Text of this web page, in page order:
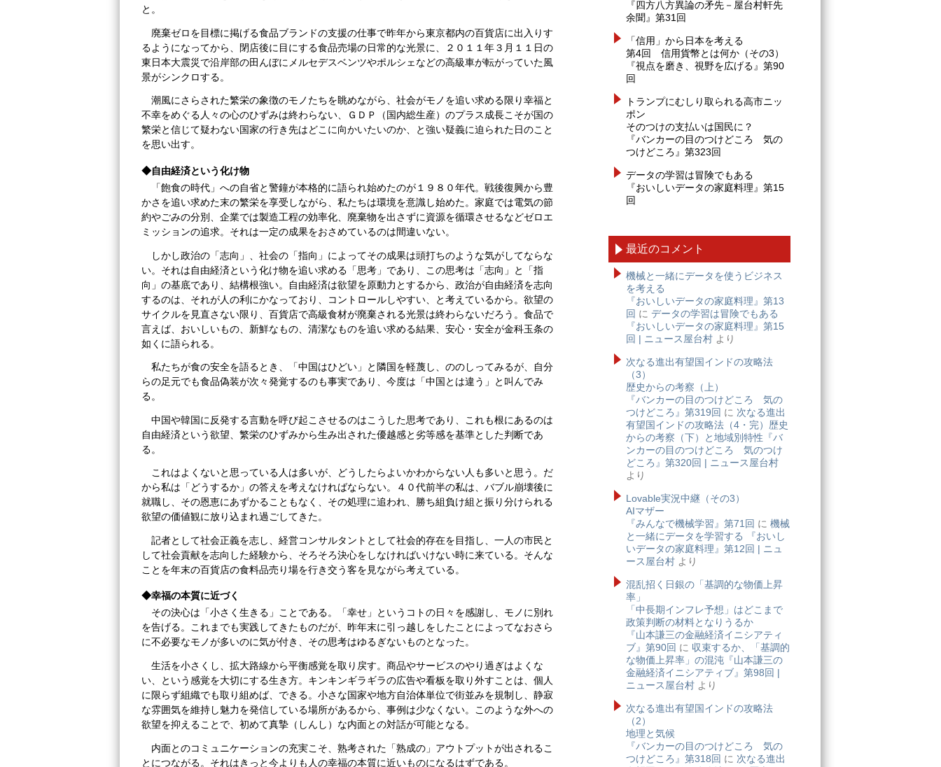
と。
廃棄ゼロを目標に掲げる食品ブランドの支援の仕事で昨年から東京都内の百貨店に出入りす
るようになってから、閉店後に目にする食品売場の日常的な光景に、２０１１年３月１１日の
東日本大震災で沿岸部の田んぼにメルセデスベンツやポルシェなどの高級車が転がっていた風
景がシンクロする。
潮風にさらされた繁栄の象徴のモノたちを眺めながら、社会がモノを追い求める限り幸福と
不幸をめぐる人々の心のひずみは終わらない、ＧＤＰ（国内総生産）のプラス成長こそが国の
繁栄と信じて疑わない国家の行き先はどこに向かいたいのか、と強い疑義に迫られた日のこと
を思い出す。
◆自由経済という化け物
「飽食の時代」への自省と警鐘が本格的に語られ始めたのが１９８０年代。戦後復興から豊
かさを追い求めた末の繁栄を享受しながら、私たちは環境を意識し始めた。家庭では電気の節
約やごみの分別、企業では製造工程の効率化、廃棄物を出さずに資源を循環させるなどゼロエ
ミッションの追求。それは一定の成果をおさめているのは間違いない。
しかし政治の「志向」、社会の「指向」によってその成果は頭打ちのような気がしてならな
い。それは自由経済という化け物を追い求める「思考」であり、この思考は「志向」と「指
向」の基底であり、結構根強い。自由経済は欲望を原動力とするから、政治が自由経済を志向
するのは、それが人の利にかなっており、コントロールしやすい、と考えているから。欲望の
サイクルを見直さない限り、百貨店で高級食材が廃棄される光景は終わらないだろう。食品で
言えば、おいしいもの、新鮮なもの、清潔なものを追い求める結果、安心・安全が金科玉条の
如くに語られる。
私たちが食の安全を語るとき、「中国はひどい」と隣国を軽蔑し、ののしってみるが、自分
らの足元でも食品偽装が次々発覚するのも事実であり、今度は「中国とは違う」と叫んでみ
る。
中国や韓国に反発する言動を呼び起こさせるのはこうした思考であり、これも根にあるのは
自由経済という欲望、繁栄のひずみから生み出された優越感と劣等感を基準とした判断であ
る。
これはよくないと思っている人は多いが、どうしたらよいかわからない人も多いと思う。だ
から私は「どうするか」の答えを考えなければならない。４０代前半の私は、バブル崩壊後に
就職し、その恩恵にあずかることもなく、その処理に追われ、勝ち組負け組と振り分けられる
欲望の価値観に放り込まれ過ごしてきた。
記者として社会正義を志し、経営コンサルタントとして社会的存在を目指し、一人の市民と
して社会貢献を志向した経験から、そろそろ決心をしなければいけない時に来ている。そんな
ことを年末の百貨店の食料品売り場を行き交う客を見ながら考えている。
◆幸福の本質に近づく
その決心は「小さく生きる」ことである。「幸せ」というコトの日々を感謝し、モノに別れ
を告げる。これまでも実践してきたものだが、昨年末に引っ越しをしたことによってなおさら
に不必要なモノが多いのに気が付き、その思考はゆるぎないものとなった。
生活を小さくし、拡大路線から平衡感覚を取り戻す。商品やサービスのやり過ぎはよくな
い、という感覚を大切にする生き方。キンキンギラギラの広告や看板を取り外すことは、個人
に限らず組織でも取り組めば、できる。小さな国家や地方自治体単位で街並みを規制し、静寂
な雰囲気を維持し魅力を発信している場所があるから、事例は少なくない。このような外への
欲望を抑えることで、初めて真摯（しんし）な内面との対話が可能となる。
内面とのコミュニケーションの充実こそ、熟考された「熟成の」アウトプットが出されるこ
とにつながる。それはきっと今よりも人の幸福の本質に近いものになるはずである。
『四方八方異論の矛先－屋台村軒先
余聞』第31回
「信用」から日本を考える
第4回 信用貨幣とは何か（その3）
『視点を磨き、視野を広げる』第90
回
トランプにむしり取られる高市ニッ
ポン
そのつけの支払いは国民に？
『バンカーの目のつけどころ 気の
つけどころ』第323回
データの学習は冒険でもある
『おいしいデータの家庭料理』第15
回
最近のコメント
機械と一緒にデータを使うビジネス
を考える
『おいしいデータの家庭料理』第13
回 に データの学習は冒険でもある
『おいしいデータの家庭料理』第15
回 | ニュース屋台村 より
次なる進出有望国インドの攻略法
（3）
歴史からの考察（上）
『バンカーの目のつけどころ 気の
つけどころ』第319回 に 次なる進出
有望国インドの攻略法（4・完）歴史
からの考察（下）と地域別特性『バ
ンカーの目のつけどころ 気のつけ
どころ』第320回 | ニュース屋台村
より
Lovable実況中継（その3）
AIマザー
『みんなで機械学習』第71回 に 機械
と一緒にデータを学習する 『おいし
いデータの家庭料理』第12回 | ニュ
ース屋台村 より
混乱招く日銀の「基調的な物価上昇
率」
「中長期インフレ予想」はどこまで
政策判断の材料となりうるか
『山本謙三の金融経済イニシアティ
ブ』第90回 に 収束するか、「基調的
な物価上昇率」の混沌『山本謙三の
金融経済イニシアティブ』第98回 |
ニュース屋台村 より
次なる進出有望国インドの攻略法
（2）
地理と気候
『バンカーの目のつけどころ 気の
つけどころ』第318回 に 次なる進出